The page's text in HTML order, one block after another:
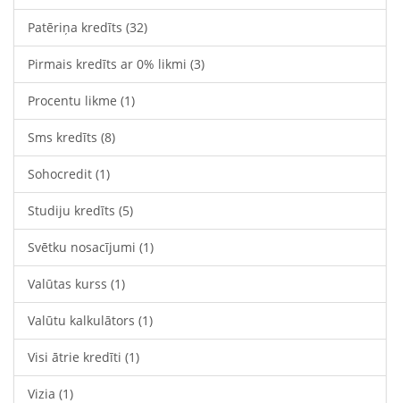
Patēriņa kredīts (32)
Pirmais kredīts ar 0% likmi (3)
Procentu likme (1)
Sms kredīts (8)
Sohocredit (1)
Studiju kredīts (5)
Svētku nosacījumi (1)
Valūtas kurss (1)
Valūtu kalkulātors (1)
Visi ātrie kredīti (1)
Vizia (1)